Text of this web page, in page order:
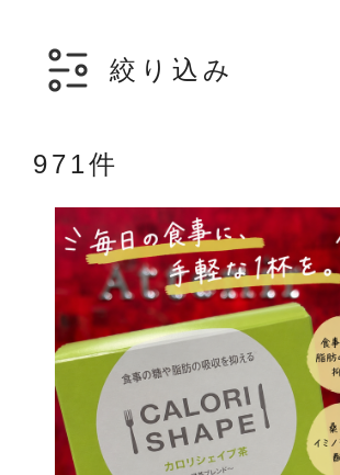
ア
お
絞り込み
971件